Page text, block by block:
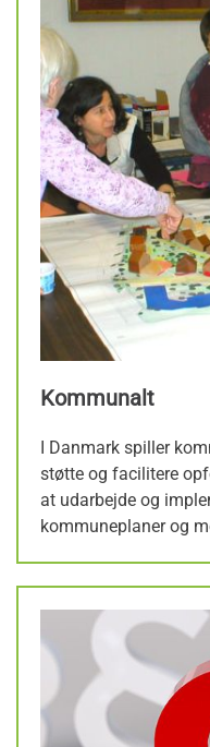
Kommunalt
I Danmark spiller
støtte og facilitere
at udarbejde og
kommuneplaner og